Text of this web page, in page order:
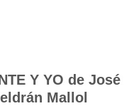
Y YO de José
Mallol